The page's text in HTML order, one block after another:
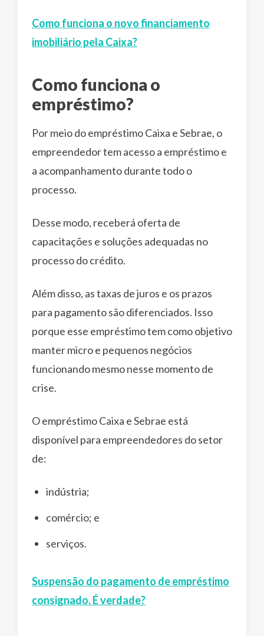
Como funciona o novo financiamento
imobiliário pela Caixa?
Como funciona o
empréstimo?
Por meio do empréstimo Caixa e Sebrae, o
empreendedor tem acesso a empréstimo e
a acompanhamento durante todo o
processo.
Desse modo, receberá oferta de
capacitações e soluções adequadas no
processo do crédito.
Além disso, as taxas de juros e os prazos
para pagamento são diferenciados. Isso
porque esse empréstimo tem como objetivo
manter micro e pequenos negócios
funcionando mesmo nesse momento de
crise.
O empréstimo Caixa e Sebrae está
disponível para empreendedores do setor
de:
indústria;
comércio; e
serviços.
Suspensão do pagamento de empréstimo
consignado. É verdade?